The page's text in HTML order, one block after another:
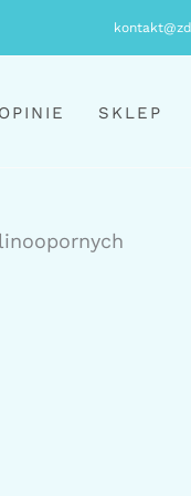
OPINIE SKLEP